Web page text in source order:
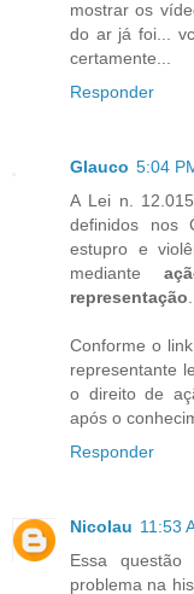
mostrar os
do ar já foi...
certamente...
Responder
Glauco 5:04
A Lei n.
definidos nos
estupro e
mediante
representação
Conforme o link
representante
o direito de
após o
Responder
Nicolau 11:53
Essa
problema na